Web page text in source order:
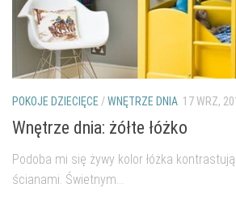
POKOJE DZIECIĘCE /WNĘTRZE DNIA 17 WRZ,
Wnętrze dnia: żółte łóżko
Podoba mi się żywy kolor łóżka
ścianami. Świetnym...